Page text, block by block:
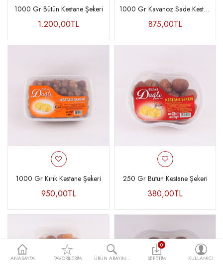
ANASAYFA FAVORILERIM ÜRÜN ARAYIN...
0
SEPETIM
KULLANICI
1000 Gr Bütün Kestane Şekeri
1.200,00TL
1000 Gr Kavanoz Sade Kestane Şekeri
875,00TL
1000 Gr Kırık Kestane Şekeri
950,00TL
250 Gr Bütün Kestane Şekeri
380,00TL